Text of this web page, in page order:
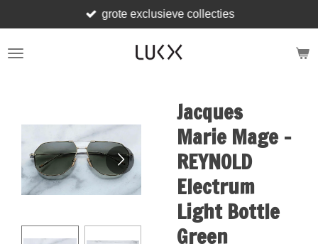
to
main
grote exclusieve collecties
Jacques
Marie Mage -
REYNOLD
Electrum
Light Bottle
Green